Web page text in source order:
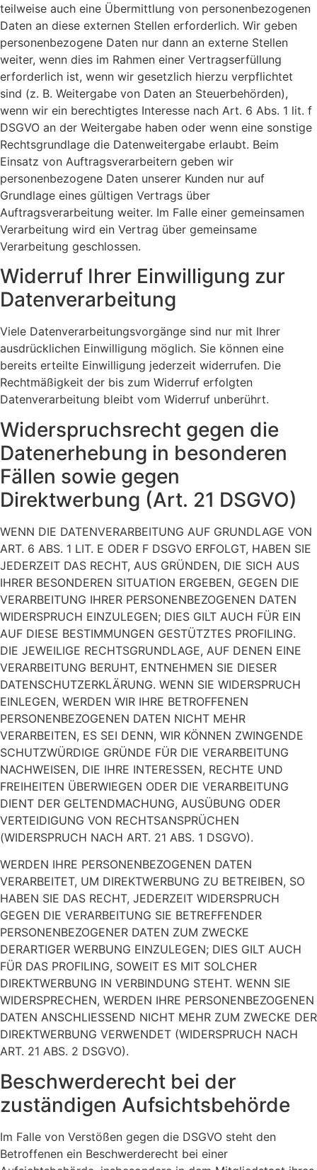
teilweise auch eine Übermittlung von personenbezogenen
Daten an diese externen Stellen erforderlich. Wir geben
personenbezogene Daten nur dann an externe Stellen
weiter, wenn dies im Rahmen einer Vertragserfüllung
erforderlich ist, wenn wir gesetzlich hierzu verpflichtet
sind (z. B. Weitergabe von Daten an Steuerbehörden),
wenn wir ein berechtigtes Interesse nach Art. 6 Abs. 1 lit. f
DSGVO an der Weitergabe haben oder wenn eine sonstige
Rechtsgrundlage die Datenweitergabe erlaubt. Beim
Einsatz von Auftragsverarbeitern geben wir
personenbezogene Daten unserer Kunden nur auf
Grundlage eines gültigen Vertrags über
Auftragsverarbeitung weiter. Im Falle einer gemeinsamen
Verarbeitung wird ein Vertrag über gemeinsame
Verarbeitung geschlossen.
Widerruf Ihrer Einwilligung zur
Datenverarbeitung
Viele Datenverarbeitungsvorgänge sind nur mit Ihrer
ausdrücklichen Einwilligung möglich. Sie können eine
bereits erteilte Einwilligung jederzeit widerrufen. Die
Rechtmäßigkeit der bis zum Widerruf erfolgten
Datenverarbeitung bleibt vom Widerruf unberührt.
Widerspruchsrecht gegen die
Datenerhebung in besonderen
Fällen sowie gegen
Direktwerbung (Art. 21 DSGVO)
WENN DIE DATENVERARBEITUNG AUF GRUNDLAGE VON
ART. 6 ABS. 1 LIT. E ODER F DSGVO ERFOLGT, HABEN SIE
JEDERZEIT DAS RECHT, AUS GRÜNDEN, DIE SICH AUS
IHRER BESONDEREN SITUATION ERGEBEN, GEGEN DIE
VERARBEITUNG IHRER PERSONENBEZOGENEN DATEN
WIDERSPRUCH EINZULEGEN; DIES GILT AUCH FÜR EIN
AUF DIESE BESTIMMUNGEN GESTÜTZTES PROFILING.
DIE JEWEILIGE RECHTSGRUNDLAGE, AUF DENEN EINE
VERARBEITUNG BERUHT, ENTNEHMEN SIE DIESER
DATENSCHUTZERKLÄRUNG. WENN SIE WIDERSPRUCH
EINLEGEN, WERDEN WIR IHRE BETROFFENEN
PERSONENBEZOGENEN DATEN NICHT MEHR
VERARBEITEN, ES SEI DENN, WIR KÖNNEN ZWINGENDE
SCHUTZWÜRDIGE GRÜNDE FÜR DIE VERARBEITUNG
NACHWEISEN, DIE IHRE INTERESSEN, RECHTE UND
FREIHEITEN ÜBERWIEGEN ODER DIE VERARBEITUNG
DIENT DER GELTENDMACHUNG, AUSÜBUNG ODER
VERTEIDIGUNG VON RECHTSANSPRÜCHEN
(WIDERSPRUCH NACH ART. 21 ABS. 1 DSGVO).
WERDEN IHRE PERSONENBEZOGENEN DATEN
VERARBEITET, UM DIREKTWERBUNG ZU BETREIBEN, SO
HABEN SIE DAS RECHT, JEDERZEIT WIDERSPRUCH
GEGEN DIE VERARBEITUNG SIE BETREFFENDER
PERSONENBEZOGENER DATEN ZUM ZWECKE
DERARTIGER WERBUNG EINZULEGEN; DIES GILT AUCH
FÜR DAS PROFILING, SOWEIT ES MIT SOLCHER
DIREKTWERBUNG IN VERBINDUNG STEHT. WENN SIE
WIDERSPRECHEN, WERDEN IHRE PERSONENBEZOGENEN
DATEN ANSCHLIESSEND NICHT MEHR ZUM ZWECKE DER
DIREKTWERBUNG VERWENDET (WIDERSPRUCH NACH
ART. 21 ABS. 2 DSGVO).
Beschwerde­recht bei der
zuständigen Aufsichts­behörde
Im Falle von Verstößen gegen die DSGVO steht den
Betroffenen ein Beschwerderecht bei einer